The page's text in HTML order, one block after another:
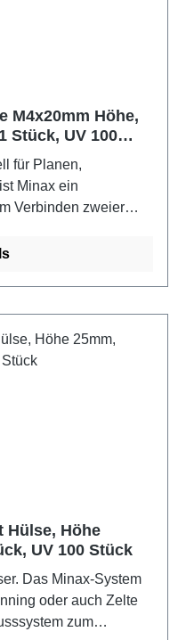
M4x20mm Höhe,
Stück, UV 100
für Planen,
Minax ein
Verbinden zweier
ist sind Ober-
Hülse, Höhe
UV 100 Stück
Das Minax-System
oder auch Zelte
zum